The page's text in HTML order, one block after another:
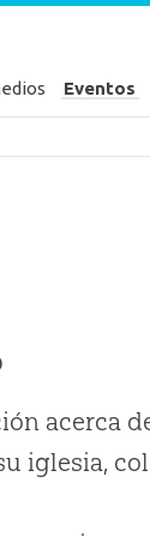
Eventos
acerca
iglesia,